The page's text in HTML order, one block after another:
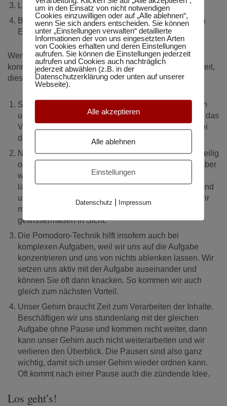
Lasse ich mich beim Arbeiten ablenken?
Bin ich schnell überfordert mit meiner Arbeit oder am
Ende des Tages sehr ausgepowert?
Wenn Sie diese Fragen Großteils mitJAbeantworten
konnten, dann ist die Pomodoro-Technik eine Möglichkeit,
diese „Probleme“ in den Griff zu bekommen.Warum?
Sie teilen sich Ihre Arbeit in 25 Minuten Einheiten ein
und sind dann in der Regel auch bemüht, in der Zeit das
Vorgenommene zu erledigen. Ein Aufschieben ist bei
dieser Technik nämlich nicht gestattet.
Niemand von uns erledigt gerne Arbeiten, die langweilig
oder uns vor Herausforderungen stellen. Wenn wir aber
wissen, dass wir uns nur 25 Minuten mit einer
langweiligen Tätigkeit auseinandersetzen müssen und
uns danach eine Pause gönnen dürfen, dann sind wir
motivierter, das auch zu tun. Denn ein Ende ist in
gewissermaßen in Sicht.
Die Pomodoro-Technik hilft insofern auch bei
komplexen Aufgaben, weil wir uns auf die Aufgabe
konzentrieren und uns von nichts ablenken lassen. Wir
setzen uns aktiv mit der Aufgabe auseinander und
können Sie oft dann knacken. So kommen wir auch
gleich zum nächsten Vorteil.
Unser Gehirn braucht Zeit zum Verarbeiten der Inhalte.
Beschäftigen wir uns stundenlang mit der gleichen
Aufgabe ohne Pause und kommen nicht weiter, dann
kann unser Gehirn auch nicht weiterarbeiten und wir
verlieren den Überblick. Die Pausen sind also ganz
wichtig, damit sich unser Gehirn wieder ordnen kann.
Oft kommt nach einer Pause auch die zündende Idee.
Los geht’s!
um in den Einsatz von nicht notwendigen
Cookies einzuwilligen oder auf „Alle ablehnen“,
wenn Sie sich anders entscheiden. Sie können
unter „Einstellungen verwalten“ detaillierte
Informationen der von uns eingesetzten Arten
von Cookies erhalten und deren Einstellungen
aufrufen. Sie können die Einstellungen jederzeit
aufrufen und Cookies auch nachträglich
jederzeit abwählen (z.B. in der
Datenschutzerklärung oder unten auf unserer
Webseite).
Alle akzeptieren
Alle ablehnen
Einstellungen
Datenschutz | Impressum